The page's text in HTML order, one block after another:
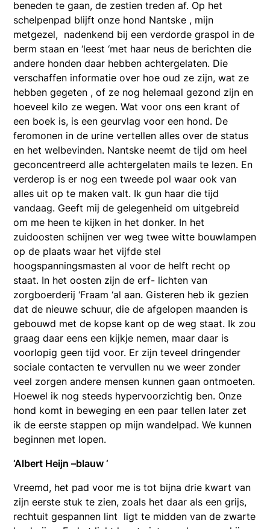
beneden te gaan, de zestien treden af. Op het
schelpenpad blijft onze hond Nantske , mijn
metgezel, nadenkend bij een verdorde graspol in de
berm staan en ‘leest ‘met haar neus de berichten die
andere honden daar hebben achtergelaten. Die
verschaffen informatie over hoe oud ze zijn, wat ze
hebben gegeten , of ze nog helemaal gezond zijn en
hoeveel kilo ze wegen. Wat voor ons een krant of
een boek is, is een geurvlag voor een hond. De
feromonen in de urine vertellen alles over de status
en het welbevinden. Nantske neemt de tijd om heel
geconcentreerd alle achtergelaten mails te lezen. En
verderop is er nog een tweede pol waar ook van
alles uit op te maken valt. Ik gun haar die tijd
vandaag. Geeft mij de gelegenheid om uitgebreid
om me heen te kijken in het donker. In het
zuidoosten schijnen ver weg twee witte bouwlampen
op de plaats waar het vijfde stel
hoogspanningsmasten al voor de helft recht op
staat. In het oosten zijn de erf- lichten van
zorgboerderij ‘Fraam ‘al aan. Gisteren heb ik gezien
dat de nieuwe schuur, die de afgelopen maanden is
gebouwd met de kopse kant op de weg staat. Ik zou
graag daar eens een kijkje nemen, maar daar is
voorlopig geen tijd voor. Er zijn teveel dringender
sociale contacten te vervullen nu we weer zonder
veel zorgen andere mensen kunnen gaan ontmoeten.
Hoewel ik nog steeds hypervoorzichtig ben. Onze
hond komt in beweging en een paar tellen later zet
ik de eerste stappen op mijn wandelpad. We kunnen
beginnen met lopen.
‘Albert Heijn –blauw ‘
Vreemd, het pad voor me is tot bijna drie kwart van
zijn eerste stuk te zien, zoals het daar als een grijs,
rechtuit gespannen lint ligt te midden van de zwarte